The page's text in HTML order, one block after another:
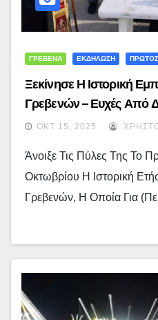
ΓΡΕΒΕΝΑ ΕΚΔΗΛΩΣΗ
Ξεκίνησε Η Ιστορική
Γρεβενών – Ευχές Από
Αντιπεριφερειάρχη Και
ΟΚΤ 15, 2025
Άνοιξε Τις Πύλες Της Το
Οκτωβρίου Η Ιστορική
Γρεβενών, Η Οποία Για